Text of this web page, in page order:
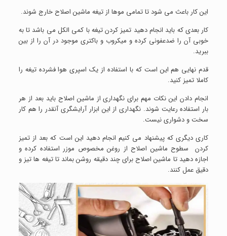
این کار باعث می شود تا تمامی موها از تیغه ماشین اصلاح خارج شوند.
کار بعدی که باید انجام دهید تمیز کردن تیغه با کمی الکل می باشد تا به
خوبی آن را ضدعفونی کرده و میکروب و باکتری موجود در آن را از بین
ببرید.
قدم نهایی هم این است که با استفاده از یک اسپری هوا فشرده تیغه را
کاملا تمیز کنید.
انجام دادن این نکات مهم برای نگهداری از ماشین اصلاح باید بعد از هر
بار استفاده رعایت شوند. نگهداری از این ابزار آرایشگری آنقدر را هم کار
سخت و دشواری نیست.
کاری دیگری که پیشنهاد می کنیم انجام دهید این است که بعد از تمیز
کردن سطوح ماشین اصلاح از روغن مخصوص موزر استفاده کرده و
اجازه دهید تا ماشین اصلاح برای چند دقیقه روشن بماند تا تیغه ها تیز و
دقیق عمل کنند.